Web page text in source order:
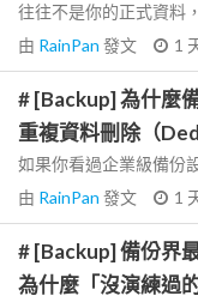
往往不是你的正式資料
由 RainPan 發文 1
# [Backup] 為什麼
重複資料刪除（
如果你看過企業級備份
由 RainPan 發文 1
# [Backup] 備份界
為什麼「沒演練過